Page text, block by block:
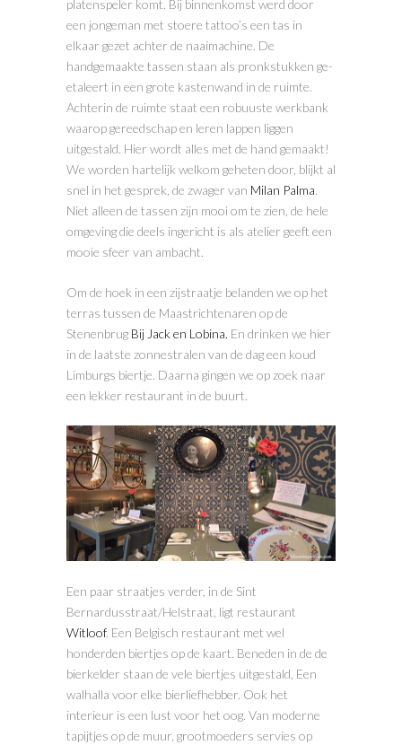
platenspeler komt. Bij binnenkomst werd door
een jongeman met stoere tattoo’s een tas in
elkaar gezet achter de naaimachine. De
handgemaakte tassen staan als pronkstukken ge-
etaleert in een grote kastenwand in de ruimte.
Achterin de ruimte staat een robuuste werkbank
waarop gereedschap en leren lappen liggen
uitgestald. Hier wordt alles met de hand gemaakt!
We worden hartelijk welkom geheten door, blijkt al
snel in het gesprek, de zwager van Milan Palma.
Niet alleen de tassen zijn mooi om te zien, de hele
omgeving die deels ingericht is als atelier geeft een
mooie sfeer van ambacht.
Om de hoek in een zijstraatje belanden we op het
terras tussen de Maastrichtenaren op de
Stenenbrug Bij Jack en Lobina. En drinken we hier
in de laatste zonnestralen van de dag een koud
Limburgs biertje. Daarna gingen we op zoek naar
een lekker restaurant in de buurt.
Een paar straatjes verder, in de Sint
Bernardusstraat/Helstraat, ligt restaurant
Witloof. Een Belgisch restaurant met wel
honderden biertjes op de kaart. Beneden in de de
bierkelder staan de vele biertjes uitgestald, Een
walhalla voor elke bierliefhebber. Ook het
interieur is een lust voor het oog. Van moderne
tapijtjes op de muur, grootmoeders servies op